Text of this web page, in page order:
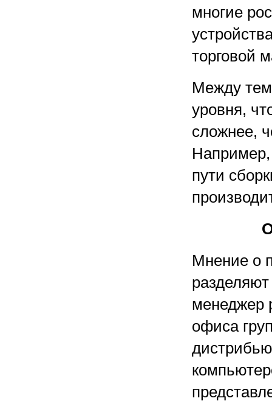
многие
торговой
Между тем
уровня,
сложнее,
Например,
пути
Мнение о
менеджер
офиса